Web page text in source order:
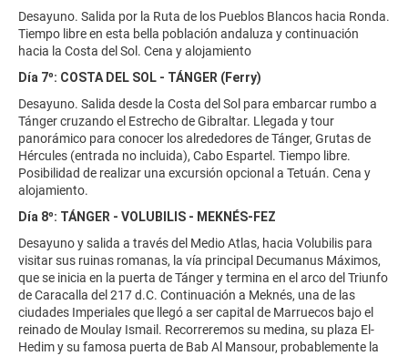
Desayuno. Salida por la Ruta de los Pueblos Blancos hacia Ronda.
Tiempo libre en esta bella población andaluza y continuación
hacia la Costa del Sol. Cena y alojamiento
Día 7º: COSTA DEL SOL - TÁNGER (Ferry)
Desayuno. Salida desde la Costa del Sol para embarcar rumbo a
Tánger cruzando el Estrecho de Gibraltar. Llegada y tour
panorámico para conocer los alrededores de Tánger, Grutas de
Hércules (entrada no incluida), Cabo Espartel. Tiempo libre.
Posibilidad de realizar una excursión opcional a Tetuán. Cena y
alojamiento.
Día 8º: TÁNGER - VOLUBILIS - MEKNÉS-FEZ
Desayuno y salida a través del Medio Atlas, hacia Volubilis para
visitar sus ruinas romanas, la vía principal Decumanus Máximos,
que se inicia en la puerta de Tánger y termina en el arco del Triunfo
de Caracalla del 217 d.C. Continuación a Meknés, una de las
ciudades Imperiales que llegó a ser capital de Marruecos bajo el
reinado de Moulay Ismail. Recorreremos su medina, su plaza El-
Hedim y su famosa puerta de Bab Al Mansour, probablemente la